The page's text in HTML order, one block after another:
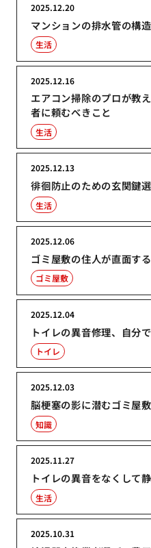
マンションの排水管の構
2025.12.20
生活
エアコン掃除のプロが教
者に頼むべきこと
2025.12.16
生活
徘徊防止のための玄関鍵
2025.12.13
生活
ゴミ屋敷の住人が直面す
2025.12.06
ゴミ屋敷
トイレの異音修理、自分
2025.12.04
トイレ
脳梗塞の影に潜むゴミ屋
2025.12.03
知識
トイレの異音をなくして
2025.11.27
生活
2025.10.31